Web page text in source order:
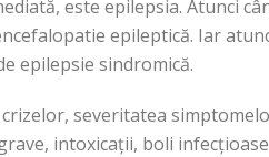
este epilepsia. Atunci
epileptică. Iar
epilepsie sindromică.
severitatea
intoxicații, boli